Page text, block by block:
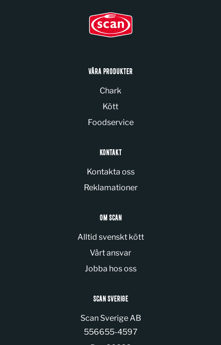
VÅRA PRODUKTER
Chark
Kött
Foodservice
KONTAKT
Kontakta oss
Reklamationer
OM SCAN
Alltid svenskt kött
Vårt ansvar
Jobba hos oss
SCAN SVERIGE
Scan Sverige AB
Organization number:
556655-4597